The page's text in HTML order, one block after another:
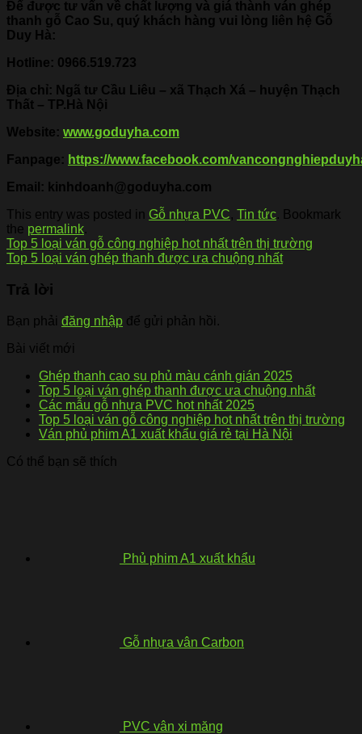
Để được tư vấn về chất lượng và giá thành ván ghép
thanh gỗ Cao Su, quý khách hàng vui lòng liên hệ Gỗ
Duy Hà:
Hotline: 0966.519.723
Địa chỉ: Ngã tư Cầu Liêu – xã Thạch Xá – huyện Thạch
Thất – TP.Hà Nội
Website: www.goduyha.com
Fanpage: https://www.facebook.com/
Email: kinhdoanh@goduyha.com
This entry was posted in Gỗ nhựa PVC, Tin tức. Bookmark
the permalink.
Top 5 loại ván gỗ công nghiệp hot nhất trên thị trường
Top 5 loại ván ghép thanh được ưa chuộng nhất
Trả lời
Bạn phải đăng nhập để gửi phản hồi.
Bài viết mới
Ghép thanh cao su phủ màu cánh gián 2025
Top 5 loại ván ghép thanh được ưa chuộng nhất
Các mẫu gỗ nhựa PVC hot nhất 2025
Top 5 loại ván gỗ công nghiệp hot nhất trên thị trường
Ván phủ phim A1 xuất khẩu giá rẻ tại Hà Nội
Có thể bạn sẽ thích
Phủ phim A1 xuất khẩu
Gỗ nhựa vân Carbon
PVC vân xi măng